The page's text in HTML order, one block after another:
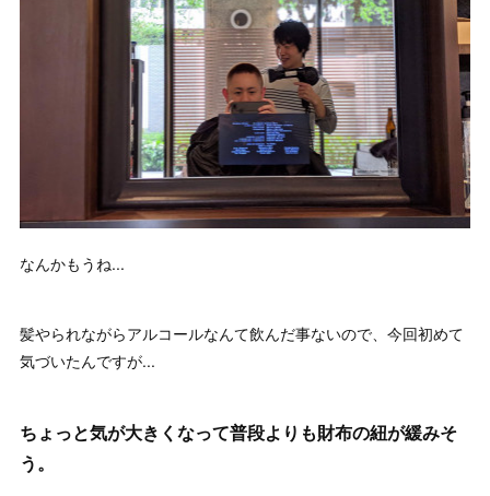
なんかもうね...
髪やられながらアルコールなんて飲んだ事ないので、今回初めて
気づいたんですが...
ちょっと気が大きくなって普段よりも財布の紐が緩みそ
う。